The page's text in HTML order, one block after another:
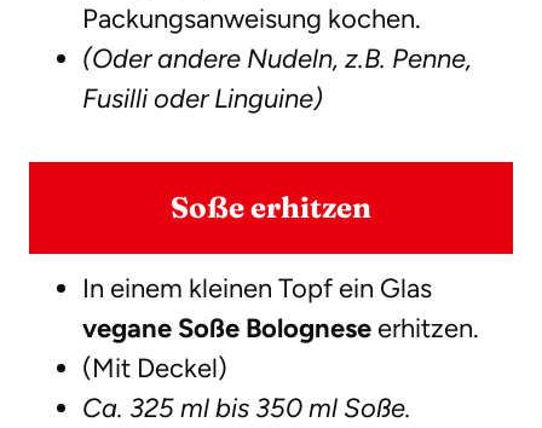
Packungsanweisung kochen.
(Oder andere Nudeln, z.B. Penne,
Fusilli oder Linguine)
Soße erhitzen
In einem kleinen Topf ein Glas
vegane Soße Bolognese erhitzen.
(Mit Deckel)
Ca. 325 ml bis 350 ml Soße.